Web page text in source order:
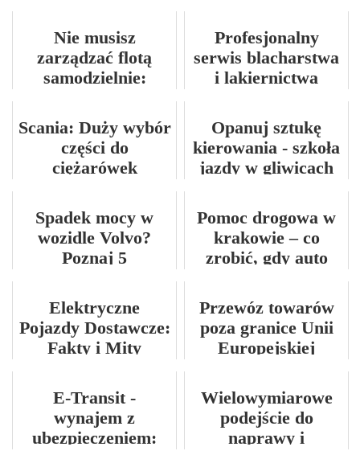
kroku
Nie musisz
zarządzać flotą
samodzielnie:
zarządzania flotą z
Truckcare
Profesjonalny
serwis blacharstwa
i lakiernictwa
Warszawie
Scania: Duży wybór
części do
ciężarówek
mocy szwedzkiej
wytrzymałości
Opanuj sztukę
kierowania - szkoła
jazdy w gliwicach
Spadek mocy w
wozidle Volvo?
Poznaj 5
usterek układu
paliwowego
Pomoc drogowa w
krakowie – co
zrobić, gdy auto
posłuszeństwa?
Elektryczne
Pojazdy Dostawcze:
Fakty i Mity
Przewóz towarów
poza granice Unii
Europejskiej
E-Transit -
wynajem z
ubezpieczeniem:
Wielowymiarowe
podejście do
naprawy i